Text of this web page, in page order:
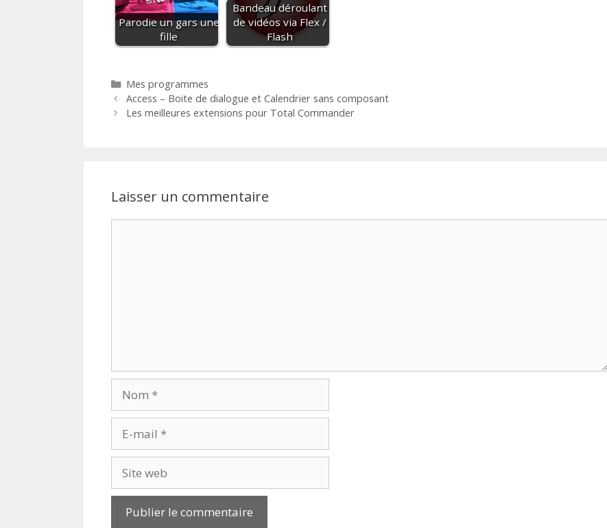
Parodie un gars une
fille
Bandeau déroulant
de vidéos via Flex /
Flash
Catégories
Mes programmes
Access – Boite de dialogue et Calendrier sans composant
Les meilleures extensions pour Total Commander
Laisser un commentaire
mail
web